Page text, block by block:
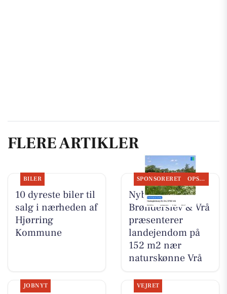
FLERE ARTIKLER
BILER
10 dyreste biler til
salg i nærheden af
Hjørring
Kommune
SPONSORERET OPSLAGSTAVLEN
Nybolig
Brønderslev & Vrå
præsenterer
landejendom på
152 m2 nær
naturskønne Vrå
JOBNYT VEJRET